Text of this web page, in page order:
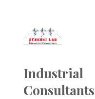
Industrial
Consultants